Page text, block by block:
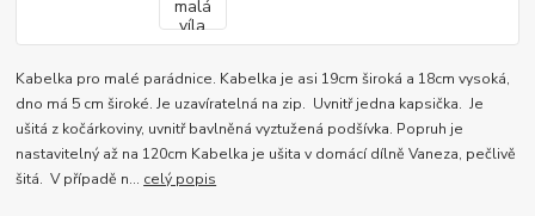
Kabelka pro malé parádnice. Kabelka je asi 19cm široká a 18cm vysoká,
dno má 5 cm široké. Je uzavíratelná na zip. Uvnitř jedna kapsička. Je
ušitá z kočárkoviny, uvnitř bavlněná vyztužená podšívka. Popruh je
nastavitelný až na 120cm Kabelka je ušita v domácí dílně Vaneza, pečlivě
šitá. V případě n... celý popis